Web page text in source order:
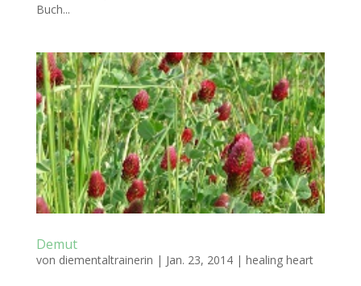
Buch...
Demut
von diementaltrainerin | Jan. 23, 2014| healing heart